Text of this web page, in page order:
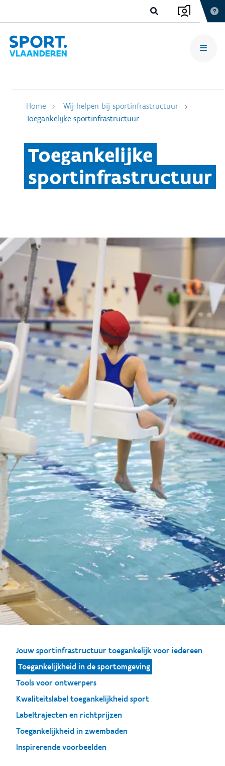
Home
Wij helpen bij sportinfrastructuur
Toegankelijke sportinfrastructuur
Toegankelijke
sportinfrastructuur
Jouw sportinfrastructuur toegankelijk voor iedereen
Toegankelijkheid in de sportomgeving
Tools voor ontwerpers
Kwaliteitslabel toegankelijkheid sport
Labeltrajecten en richtprijzen
Toegankelijkheid in zwembaden
Inspirerende voorbeelden